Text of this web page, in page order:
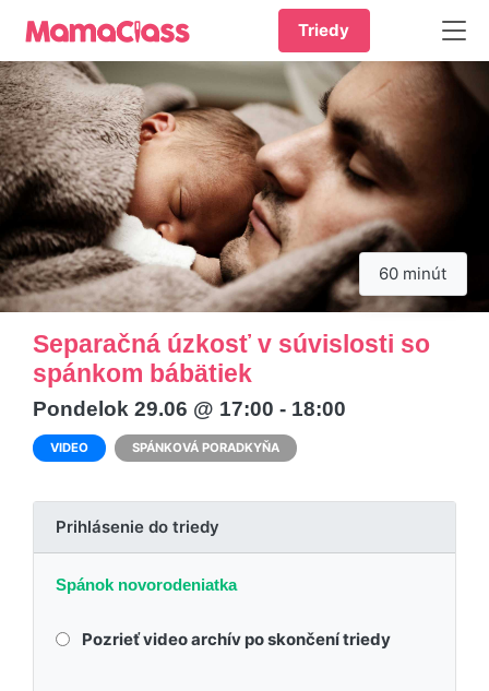
Triedy
60 minút
Separačná úzkosť v súvislosti so
spánkom bábätiek
Pondelok 29.06 @ 17:00 - 18:00
VIDEO SPÁNKOVÁ PORADKYŇA
Prihlásenie do triedy
Spánok novorodeniatka
Pozrieť video archív po skončení triedy